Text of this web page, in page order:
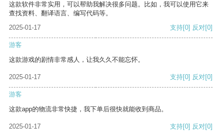
这款软件非常实用，可以帮助我解决很多问题。比如，我可以使用它来
查找资料、翻译语言、编写代码等。
2025-01-17
支持[0] 反对[0]
游客
这款游戏的剧情非常感人，让我久久不能忘怀。
2025-01-17 支持[0] 反对[0]
游客
这款app的物流非常快捷，我下单后很快就能收到商品。
2025-01-17 支持[0] 反对[0]